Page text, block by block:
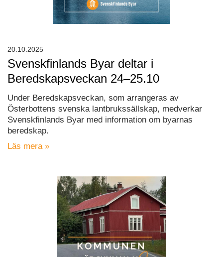
Svenskfinlands Byar deltar i
Beredskapsveckan 24–25.10
Under Beredskapsveckan, som arrangeras av
Österbottens svenska lantbrukssällskap, medverkar
Svenskfinlands Byar med information om byarnas
beredskap.
Läs mera »
20.10.2025